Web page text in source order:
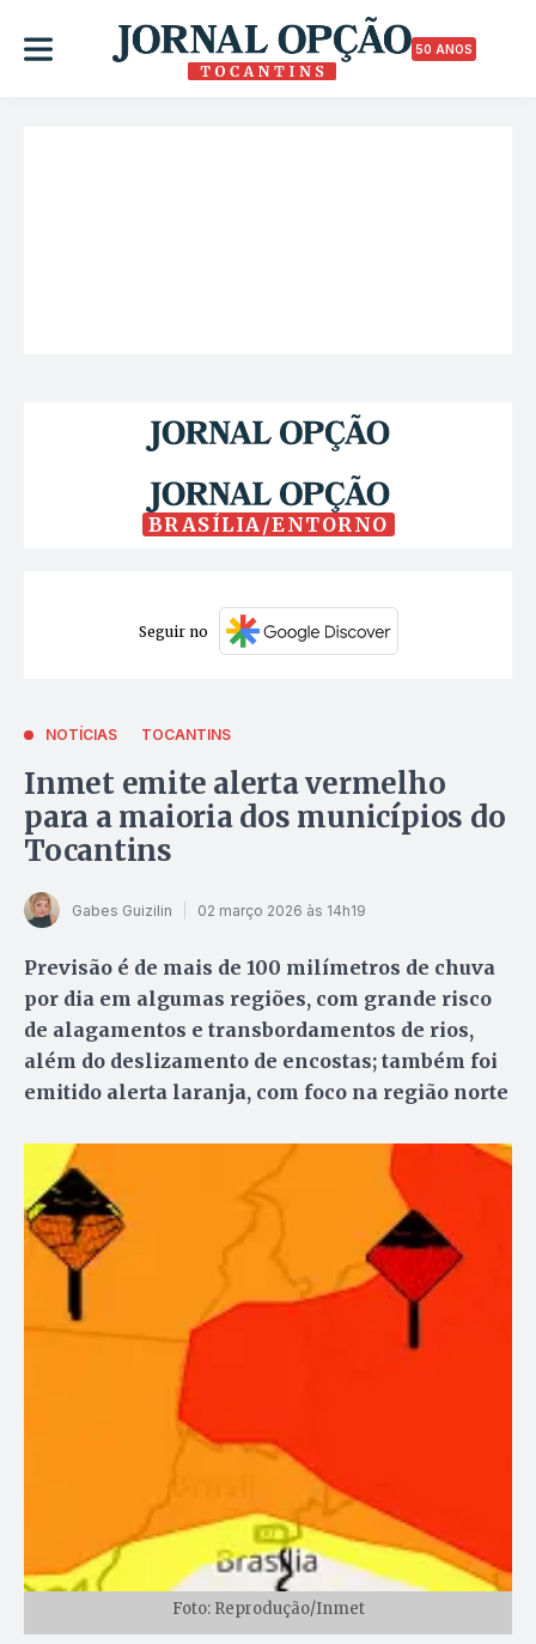
50 ANOS
BRASÍLIA/ENTORNO
Seguir no
NOTÍCIAS TOCANTINS
Inmet emite alerta vermelho
para a maioria dos municípios do
Tocantins
Gabes Guizilin 02 março 2026 às 14h19
Previsão é de mais de 100 milímetros de chuva
por dia em algumas regiões, com grande risco
de alagamentos e transbordamentos de rios,
além do deslizamento de encostas; também foi
emitido alerta laranja, com foco na região norte
Foto: Reprodução/Inmet